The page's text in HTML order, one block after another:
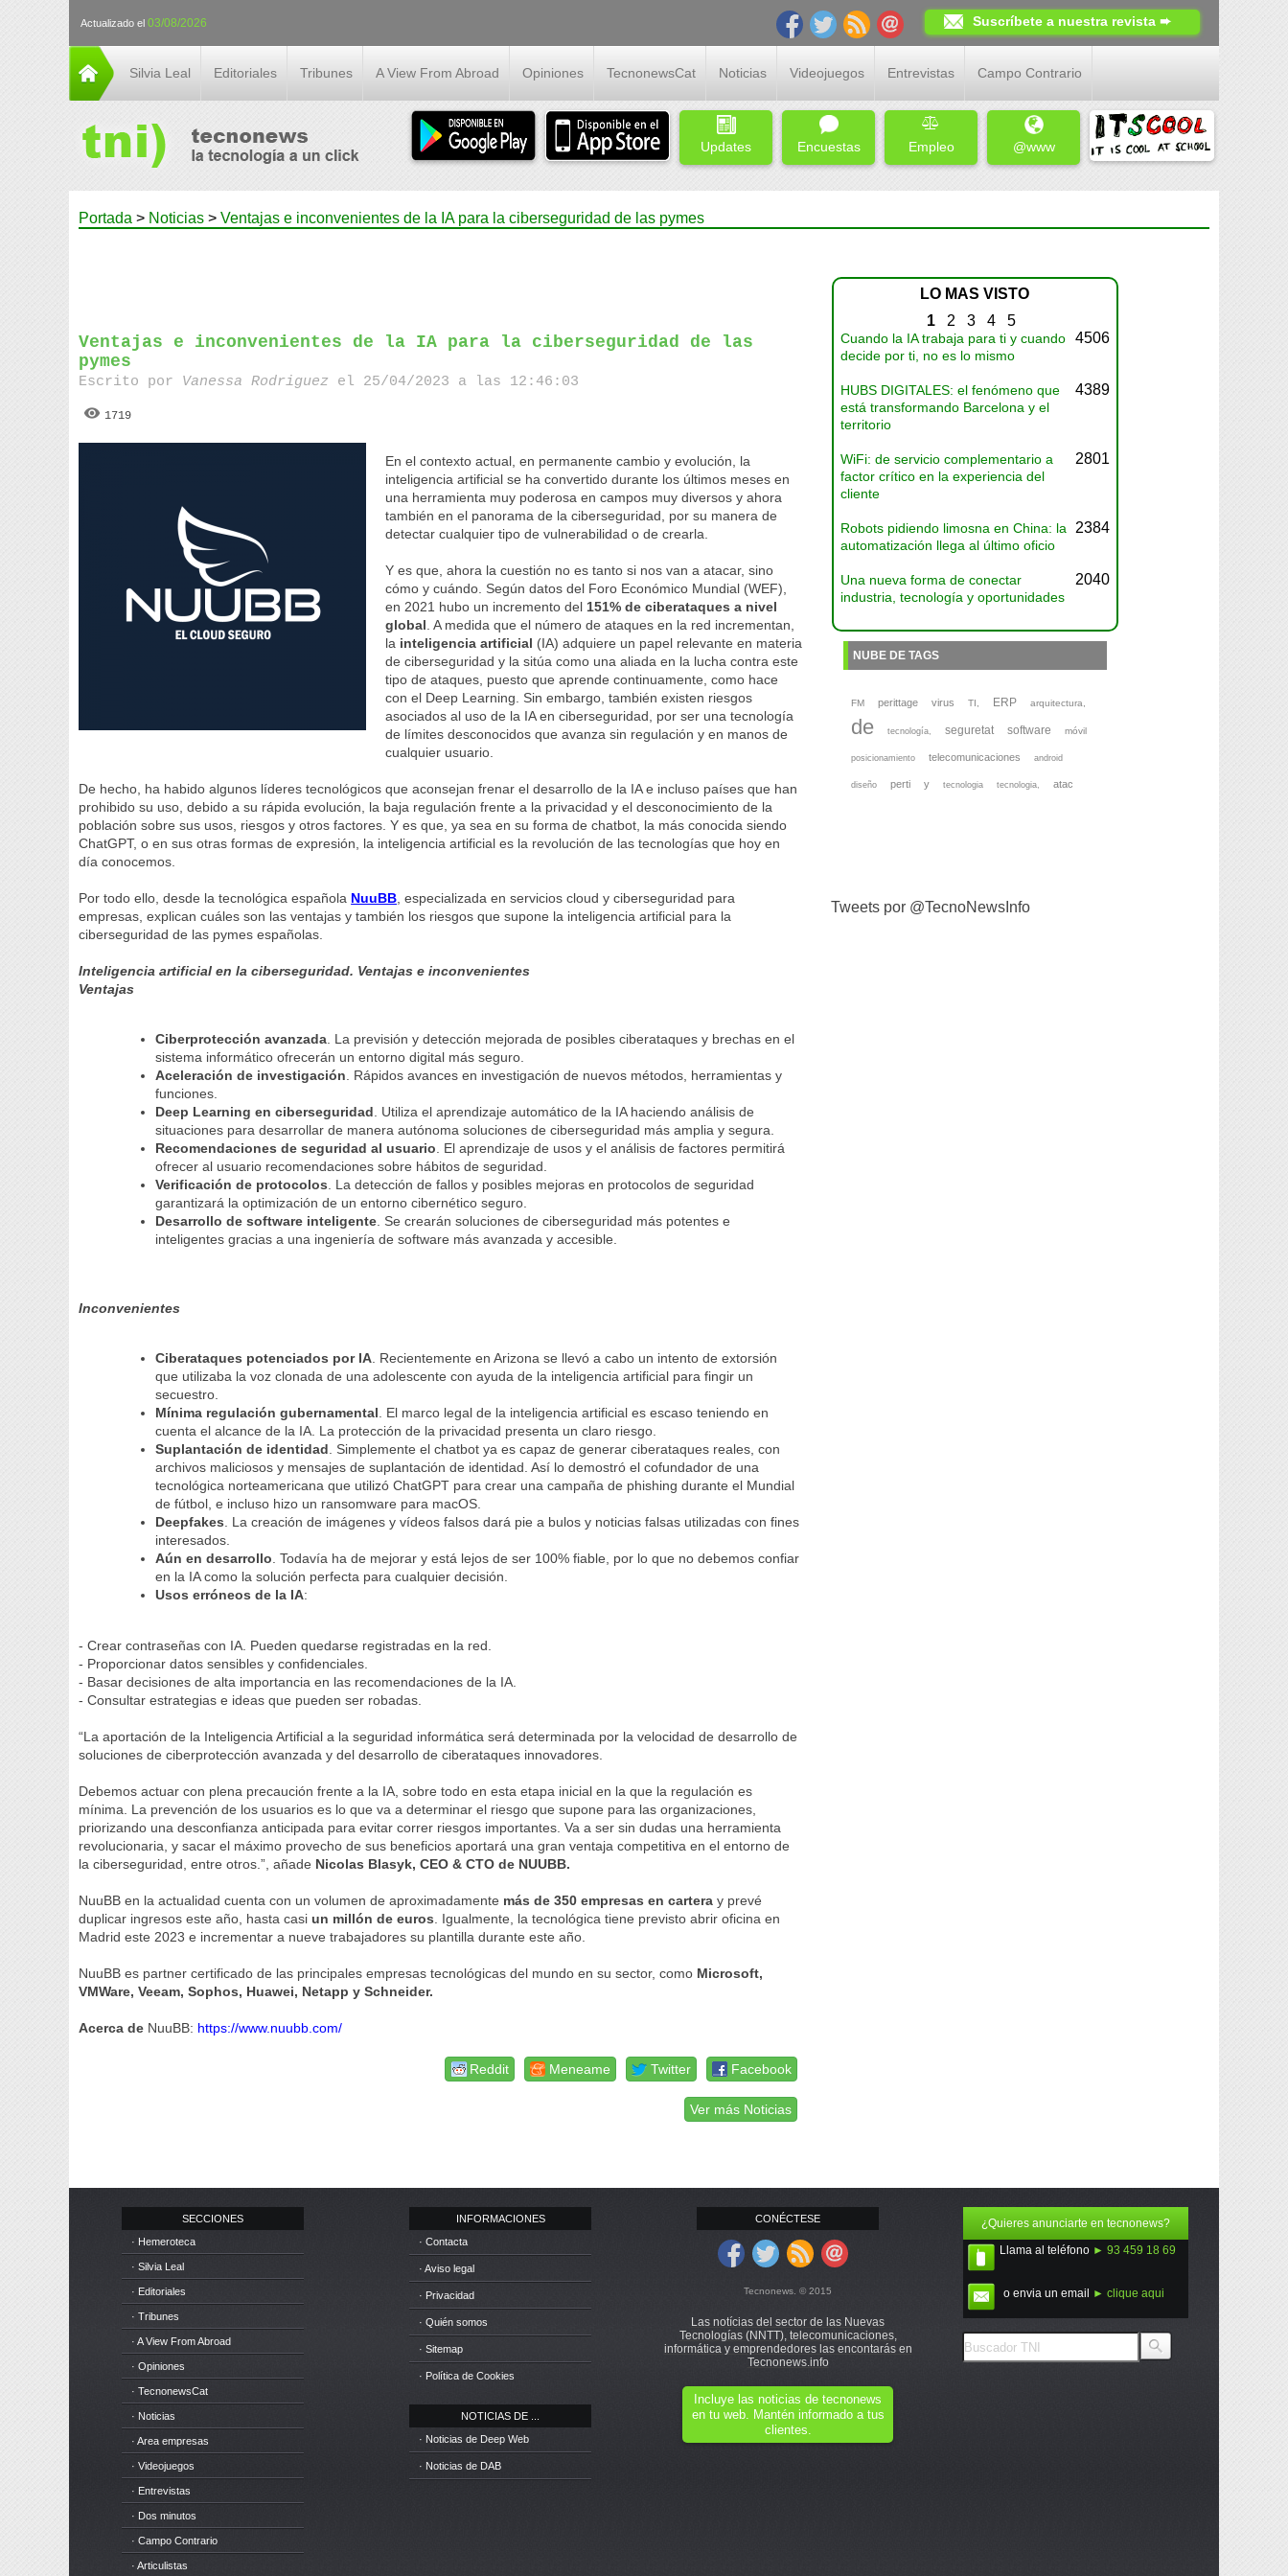
Actualizado el 03/08/2026 Suscríbete a nuestra revista ➨
Silvia Leal Editoriales Tribunes A View From Abroad Opiniones TecnonewsCat Noticias Videojuegos Entrevistas Campo Contrario
Updates Encuestas Empleo @www
Portada > Noticias > Ventajas e inconvenientes de la IA para la ciberseguridad de las pymes
Ventajas e inconvenientes de la IA para la ciberseguridad de las
pymes
Escrito por Vanessa Rodriguez el 25/04/2023 a las 12:46:03
1719
En el contexto actual, en permanente cambio y evolución, la
inteligencia artificial se ha convertido durante los últimos meses en
una herramienta muy poderosa en campos muy diversos y ahora
también en el panorama de la ciberseguridad, por su manera de
detectar cualquier tipo de vulnerabilidad o de crearla.
Y es que, ahora la cuestión no es tanto si nos van a atacar, sino
cómo y cuándo. Según datos del Foro Económico Mundial (WEF),
en 2021 hubo un incremento del 151% de ciberataques a nivel
global . A medida que el número de ataques en la red incrementan,
la inteligencia artificial (IA) adquiere un papel relevante en materia
de ciberseguridad y la sitúa como una aliada en la lucha contra este
tipo de ataques, puesto que aprende continuamente, como hace
con el Deep Learning. Sin embargo, también existen riesgos
asociados al uso de la IA en ciberseguridad, por ser una tecnología
de límites desconocidos que avanza sin regulación y en manos de
cualquier usuario.
De hecho, ha habido algunos líderes tecnológicos que aconsejan frenar el desarrollo de la IA e incluso países que han
prohibido su uso, debido a su rápida evolución, la baja regulación frente a la privacidad y el desconocimiento de la
población sobre sus usos, riesgos y otros factores. Y es que, ya sea en su forma de chatbot, la más conocida siendo
ChatGPT, o en sus otras formas de expresión, la inteligencia artificial es la revolución de las tecnologías que hoy en
día conocemos.
Por todo ello, desde la tecnológica española NuuBB , especializada en servicios cloud y ciberseguridad para
empresas, explican cuáles son las ventajas y también los riesgos que supone la inteligencia artificial para la
ciberseguridad de las pymes españolas.
Inteligencia artificial en la ciberseguridad. Ventajas e inconvenientes
Ventajas
Ciberprotección avanzada. La previsión y detección mejorada de posibles ciberataques y brechas en el
sistema informático ofrecerán un entorno digital más seguro.
Aceleración de investigación. Rápidos avances en investigación de nuevos métodos, herramientas y
funciones.
Deep Learning en ciberseguridad. Utiliza el aprendizaje automático de la IA haciendo análisis de
situaciones para desarrollar de manera autónoma soluciones de ciberseguridad más amplia y segura.
Recomendaciones de seguridad al usuario. El aprendizaje de usos y el análisis de factores permitirá
ofrecer al usuario recomendaciones sobre hábitos de seguridad.
Verificación de protocolos. La detección de fallos y posibles mejoras en protocolos de seguridad
garantizará la optimización de un entorno cibernético seguro.
Desarrollo de software inteligente. Se crearán soluciones de ciberseguridad más potentes e
inteligentes gracias a una ingeniería de software más avanzada y accesible.
Inconvenientes
Ciberataques potenciados por IA . Recientemente en Arizona se llevó a cabo un intento de extorsión
que utilizaba la voz clonada de una adolescente con ayuda de la inteligencia artificial para fingir un
secuestro.
Mínima regulación gubernamental . El marco legal de la inteligencia artificial es escaso teniendo en
cuenta el alcance de la IA. La protección de la privacidad presenta un claro riesgo.
Suplantación de identidad . Simplemente el chatbot ya es capaz de generar ciberataques reales, con
archivos maliciosos y mensajes de suplantación de identidad. Así lo demostró el cofundador de una
tecnológica norteamericana que utilizó ChatGPT para crear una campaña de phishing durante el Mundial
de fútbol, e incluso hizo un ransomware para macOS.
Deepfakes . La creación de imágenes y vídeos falsos dará pie a bulos y noticias falsas utilizadas con fines
interesados.
Aún en desarrollo . Todavía ha de mejorar y está lejos de ser 100% fiable, por lo que no debemos confiar
en la IA como la solución perfecta para cualquier decisión.
Usos erróneos de la IA:
- Crear contraseñas con IA. Pueden quedarse registradas en la red.
- Proporcionar datos sensibles y confidenciales.
- Basar decisiones de alta importancia en las recomendaciones de la IA.
- Consultar estrategias e ideas que pueden ser robadas.
“La aportación de la Inteligencia Artificial a la seguridad informática será determinada por la velocidad de desarrollo de
soluciones de ciberprotección avanzada y del desarrollo de ciberataques innovadores.
Debemos actuar con plena precaución frente a la IA, sobre todo en esta etapa inicial en la que la regulación es
mínima. La prevención de los usuarios es lo que va a determinar el riesgo que supone para las organizaciones,
priorizando una desconfianza anticipada para evitar correr riesgos importantes. Va a ser sin dudas una herramienta
revolucionaria, y sacar el máximo provecho de sus beneficios aportará una gran ventaja competitiva en el entorno de
la ciberseguridad, entre otros.”, añade Nicolas Blasyk, CEO & CTO de NUUBB.
NuuBB en la actualidad cuenta con un volumen de aproximadamente más de 350 empresas en cartera y prevé
duplicar ingresos este año, hasta casiun millón de euros . Igualmente, la tecnológica tiene previsto abrir oficina en
Madrid este 2023 e incrementar a nueve trabajadores su plantilla durante este año.
NuuBB es partner certificado de las principales empresas tecnológicas del mundo en su sector, como Microsoft,
VMWare, Veeam, Sophos, Huawei, Netapp y Schneider.
Acerca de NuuBB: https://www.nuubb.com/
Facebook
Twitter
Meneame
Reddit
Ver más Noticias
LO MAS VISTO
1 2 3 4 5
Cuando la IA trabaja para ti y cuando
decide por ti, no es lo mismo
4506
HUBS DIGITALES: el fenómeno que
está transformando Barcelona y el
territorio
4389
WiFi: de servicio complementario a
factor crítico en la experiencia del
cliente
2801
Robots pidiendo limosna en China: la
automatización llega al último oficio
2384
Una nueva forma de conectar
industria, tecnología y oportunidades
2040
NUBE DE TAGS
FM perittage virus TI, ERP arquitectura,
de tecnología, seguretat software móvil
posicionamiento telecomunicaciones android
diseño perti y tecnologia tecnologia, atac
Tweets por @TecnoNewsInfo
SECCIONES
· Hemeroteca
· Silvia Leal
· Editoriales
· Tribunes
· A View From Abroad
· Opiniones
· TecnonewsCat
· Noticias
· Area empresas
· Videojuegos
· Entrevistas
· Dos minutos
· Campo Contrario
· Articulistas
INFORMACIONES
· Contacta
· Aviso legal
· Privacidad
· Quién somos
· Sitemap
· Política de Cookies
NOTICIAS DE ...
· Noticias de Deep Web
· Noticias de DAB
CONÉCTESE
Tecnonews. © 2015
Las notícias del sector de las Nuevas
Tecnologías (NNTT), telecomunicaciones,
informática y emprendedores las encontarás en
Tecnonews.info
Incluye las noticias de tecnonews
en tu web. Mantén informado a tus
clientes.
¿Quieres anunciarte en tecnonews?
Llama al teléfono ► 93 459 18 69
o envia un email ► clique aqui